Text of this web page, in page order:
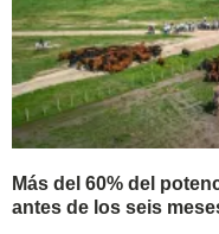
Más del 60% del
antes de los seis